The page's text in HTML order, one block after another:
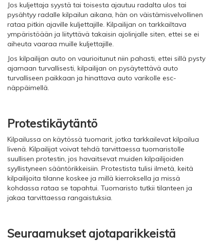
Jos kuljettaja syystä tai toisesta ajautuu radalta ulos tai
pysähtyy radalle kilpailun aikana, hän on väistämisvelvollinen
rataa pitkin ajaville kuljettajille. Kilpailijan on tarkkailtava
ympäristöään ja liityttävä takaisin ajolinjalle siten, ettei se ei
aiheuta vaaraa muille kuljettajille.
Jos kilpailijan auto on vaurioitunut niin pahasti, ettei sillä pysty
ajamaan turvallisesti, kilpailijan on pysäytettävä auto
turvalliseen paikkaan ja hinattava auto varikolle esc-
näppäimellä.
Protestikäytäntö
Kilpailussa on käytössä tuomarit, jotka tarkkailevat kilpailua
livenä. Kilpailijat voivat tehdä tarvittaessa tuomaristolle
suullisen protestin, jos havaitsevat muiden kilpailijoiden
syyllistyneen sääntörikkeisiin. Protestista tulisi ilmetä, keitä
kilpailijoita tilanne koskee ja millä kierroksella ja missä
kohdassa rataa se tapahtui. Tuomaristo tutkii tilanteen ja
jakaa tarvittaessa rangaistuksia.
Seuraamukset ajotaparikkeistä